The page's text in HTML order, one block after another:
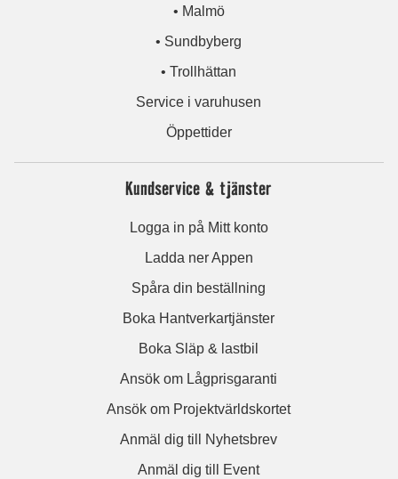
• Malmö
• Sundbyberg
• Trollhättan
Service i varuhusen
Öppettider
Kundservice & tjänster
Logga in på Mitt konto
Ladda ner Appen
Spåra din beställning
Boka Hantverkartjänster
Boka Släp & lastbil
Ansök om Lågprisgaranti
Ansök om Projektvärldskortet
Anmäl dig till Nyhetsbrev
Anmäl dig till Event